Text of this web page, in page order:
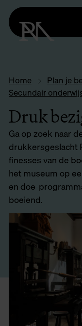
Home Plan je
Secundair
Druk
Ga op zoek naar
drukkersgeslacht
finesses van de
het museum op
en doe-
boeiend.